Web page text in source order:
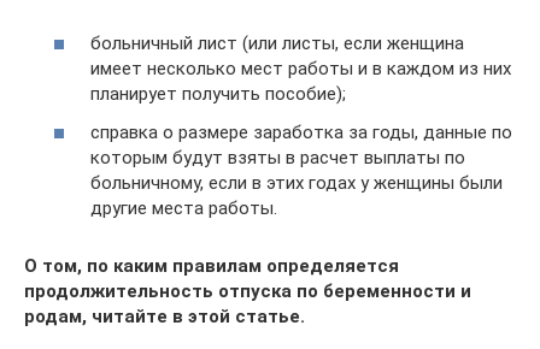
больничный лист (или листы, если женщина
имеет несколько мест работы и в каждом из них
планирует получить пособие);
справка о размере заработка за годы, данные по
которым будут взяты в расчет выплаты по
больничному, если в этих годах у женщины были
другие места работы.
О том, по каким правилам определяется
продолжительность отпуска по беременности и
родам, читайте в этой статье.